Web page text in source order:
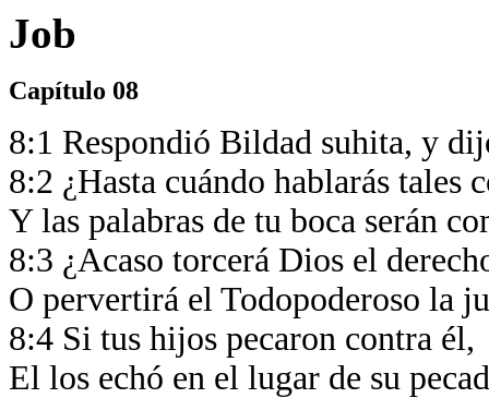
Job
Capítulo 08
8:1 Respondió Bildad suhita, y
8:2 ¿Hasta cuándo hablarás tales
Y las palabras de tu boca serán
8:3 ¿Acaso torcerá Dios el
O pervertirá el Todopoderoso la
8:4 Si tus hijos pecaron contra él,
El los echó en el lugar de su